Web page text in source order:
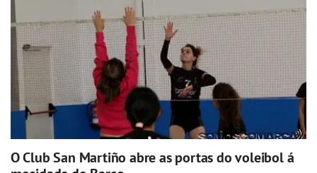
O Club San Martiño abre as portas do voleibol á